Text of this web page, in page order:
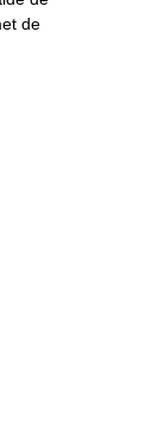
de